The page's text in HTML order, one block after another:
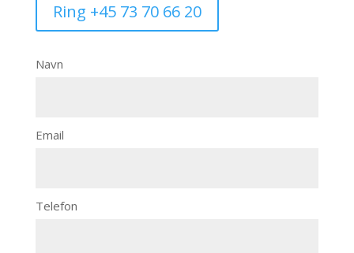
Ring +45 73 70 66 20
Navn
Email
Telefon